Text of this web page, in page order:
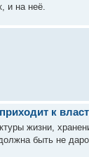
и на неё.
к
жизни,
быть не